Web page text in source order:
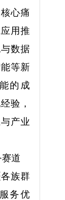
心痛
用推
数据
等新
的成
验，
产业
道
族群
务优